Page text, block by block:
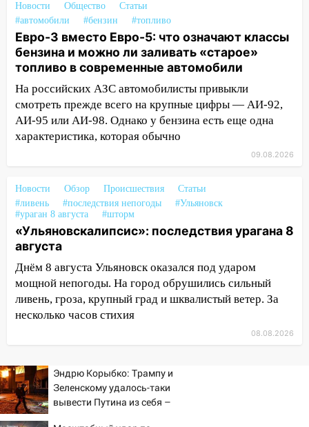
15:04
Фоторепортаж с улиц Ульяновска
после шторма: поваленные деревья и
затопленные улицы
14:28 Ураган вырвал остановку на улице
Деева в Заволжье
14:26 Жители Ульяновска сами
пытаются расчистить ливнёвки, не
дождавшись коммунальщиков
светофор
14:14 Студента из Ульяновска обманули
мошенники под видом преподавателя
14:12
Куда жаловаться ульяновцам на
упавшее дерево или затопленную улицу
после непогоды
13:59 В Новом городе ураганным
13:54
В мэрии Ульяновска рассказали,
как устраняют последствия мощного
шторма
Новости Общество
Статьи
#автомобили
#бензин #топливо
Евро-3 вместо Евро-5: что означают классы
бензина и можно ли заливать «старое»
топливо в современные автомобили
На российских АЗС автомобилисты привыкли
смотреть прежде всего на крупные цифры — АИ-92,
АИ-95 или АИ-98. Однако у бензина есть еще одна
характеристика, которая обычно
09.08.2026
Новости Обзор Происшествия
Статьи
#ливень
#последствия непогоды
#Ульяновск
#ураган 8 августа
#шторм
«Ульяновскалипсис»: последствия урагана 8
августа
Днём 8 августа Ульяновск оказался под ударом
мощной непогоды. На город обрушились сильный
ливень, гроза, крупный град и шквалистый ветер. За
несколько часов стихия
08.08.2026
Эндрю Корыбко: Трампу и
Зеленскому удалось-таки
вывести Путина из себя –